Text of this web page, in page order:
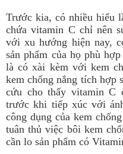
Trước kia, có nhiều hiểu
chứa vitamin C chỉ nên
với xu hướng hiện nay,
sản phẩm của họ phù
là có xài kèm với kem
kem chống nắng tích hợp
cứu cho thấy vitamin C
trước khi tiếp xúc với
công dụng của kem
tuân thủ việc bôi kem
cần lo sản phẩm có